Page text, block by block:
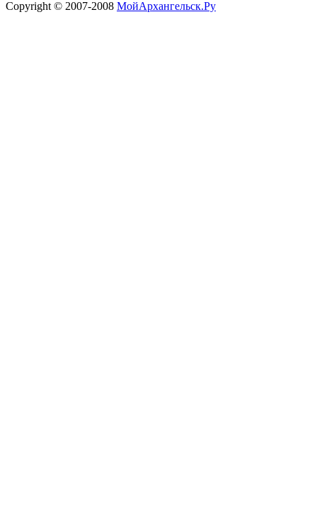
Copyright © 2007-2008 МойАрхангельск.Ру